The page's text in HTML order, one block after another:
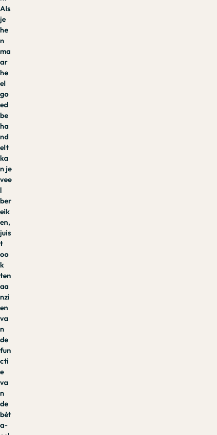
Als
je
he
n
ma
ar
he
el
go
ed
be
ha
nd
elt
ka
n je
vee
l
ber
eik
en,
juis
t
oo
k
ten
aa
nzi
en
va
n
de
fun
cti
e
va
n
de
bèt
a-